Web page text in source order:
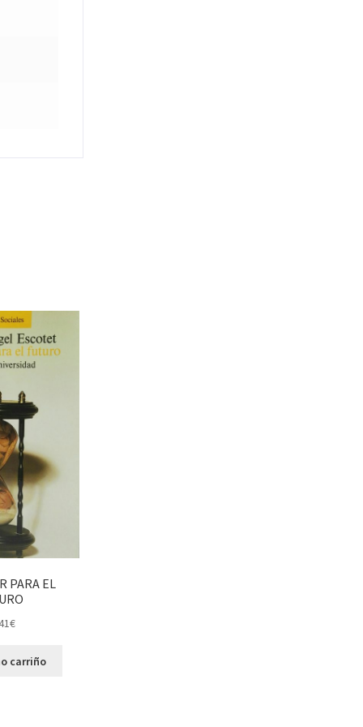
PARA EL
€
carriño